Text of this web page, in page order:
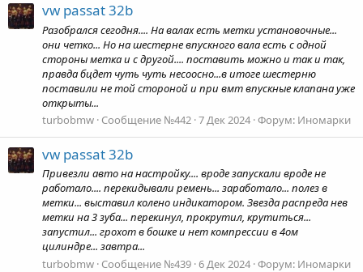
vw passat 32b
Разобрался сегодня.... На валах есть метки установочные...
они четко... Но на шестерне впускного вала есть с одной
стороны метка и с другой.... поставить можно и так и так,
правда бцдет чуть чуть несоосно...в итоге шестерню
поставили не той стороной и при вмт впускные клапана уже
открыты...
turbobmw Сообщение №442 7 Дек 2024 Форум: Иномарки
vw passat 32b
Привезли авто на настройку.... вроде запускали вроде не
работало.... перекидывали ремень... заработало... полез в
метки... выставил колено индикатором. Звезда распреда нев
метки на 3 зуба... перекинул, прокрутил, крутиться...
запустил... грохот в бошке и нет компрессии в 4ом
цилиндре... завтра...
turbobmw Сообщение №439 6 Дек 2024 Форум: Иномарки